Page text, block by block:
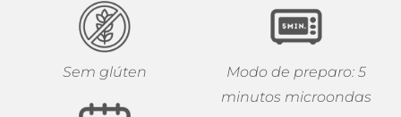
Sem glúten
Modo de preparo: 5
minutos microondas